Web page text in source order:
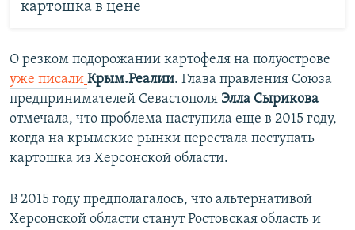
картошка в цене
О резком подорожании картофеля на полуострове
уже писали Крым.Реалии. Глава правления Союза
предпринимателей Севастополя Элла Сырикова
отмечала, что проблема наступила еще в 2015 году,
когда на крымские рынки перестала поступать
картошка из Херсонской области.
В 2015 году предполагалось, что альтернативой
Херсонской области станут Ростовская область и